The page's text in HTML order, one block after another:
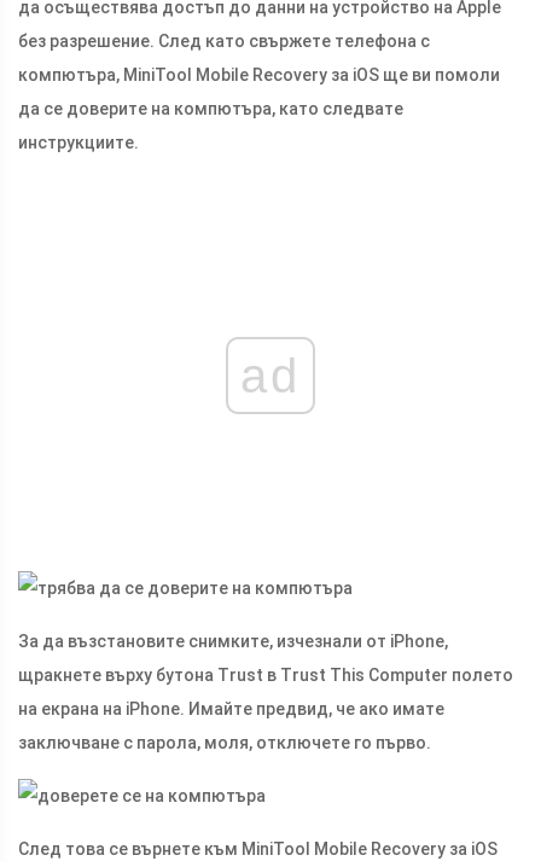
да осъществява достъп до данни на устройство на Apple
без разрешение. След като свържете телефона с
компютъра, MiniTool Mobile Recovery за iOS ще ви помоли
да се доверите на компютъра, като следвате
инструкциите.
ad
За да възстановите снимките, изчезнали от iPhone,
щракнете върху бутона Trust в Trust This Computer полето
на екрана на iPhone. Имайте предвид, че ако имате
заключване с парола, моля, отключете го първо.
След това се върнете към MiniTool Mobile Recovery за iOS